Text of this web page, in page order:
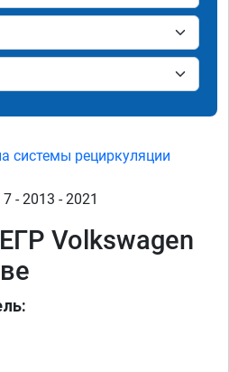
системы рециркуляции
7 - 2013 - 2021
Volkswagen